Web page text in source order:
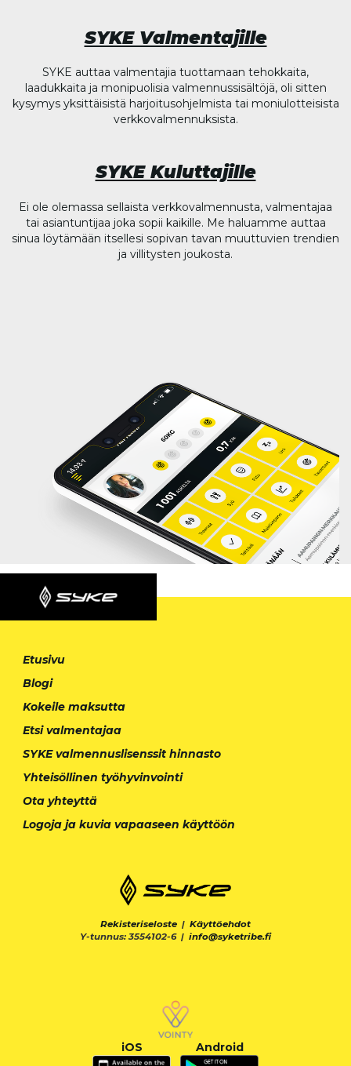
SYKE Valmentajille
SYKE auttaa valmentajia tuottamaan tehokkaita,
laadukkaita ja monipuolisia valmennussisältöjä, oli sitten
kysymys yksittäisistä harjoitusohjelmista tai moniulotteisista
verkkovalmennuksista.
SYKE Kuluttajille
Ei ole olemassa sellaista verkkovalmennusta, valmentajaa
tai asiantuntijaa joka sopii kaikille. Me haluamme auttaa
sinua löytämään itsellesi sopivan tavan muuttuvien trendien
ja villitysten joukosta.
Etusivu
Blogi
Kokeile maksutta
Etsi valmentajaa
SYKE valmennuslisenssit hinnasto
Yhteisöllinen työhyvinvointi
Ota yhteyttä
Logoja ja kuvia vapaaseen käyttöön
Rekisteriseloste | Käyttöehdot
Y-tunnus: 3554102-6 | info@syketribe.fi
iOS Android